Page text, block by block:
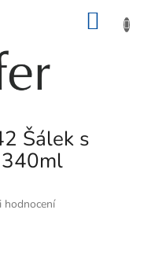
Šálek s
340ml
hodnocení